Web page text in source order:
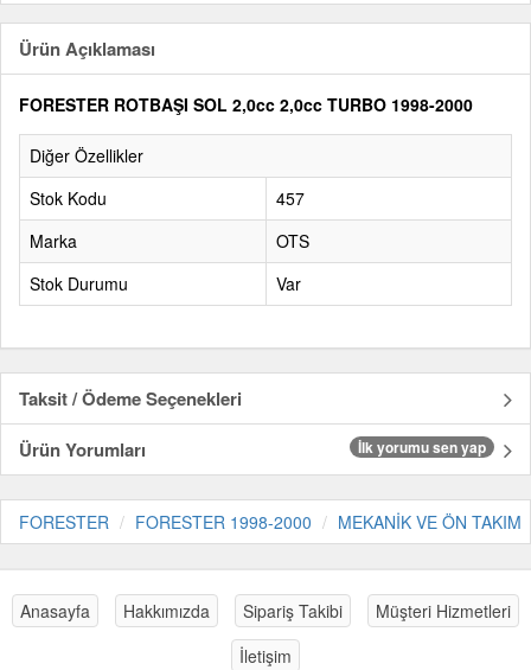
Ürün Açıklaması
FORESTER ROTBAŞI SOL 2,0cc 2,0cc TURBO 1998-2000
Diğer Özellikler
Stok Kodu
457
Marka
OTS
Stok Durumu
Var
Taksit / Ödeme Seçenekleri
Ürün Yorumları
İlk yorumu sen yap
FORESTER FORESTER 1998-2000 MEKANİK VE ÖN TAKIM
Anasayfa Hakkımızda Sipariş Takibi
Müşteri Hizmetleri
İletişim